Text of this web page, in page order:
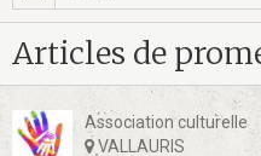
Articles de
Association culturelle
VALLAURIS